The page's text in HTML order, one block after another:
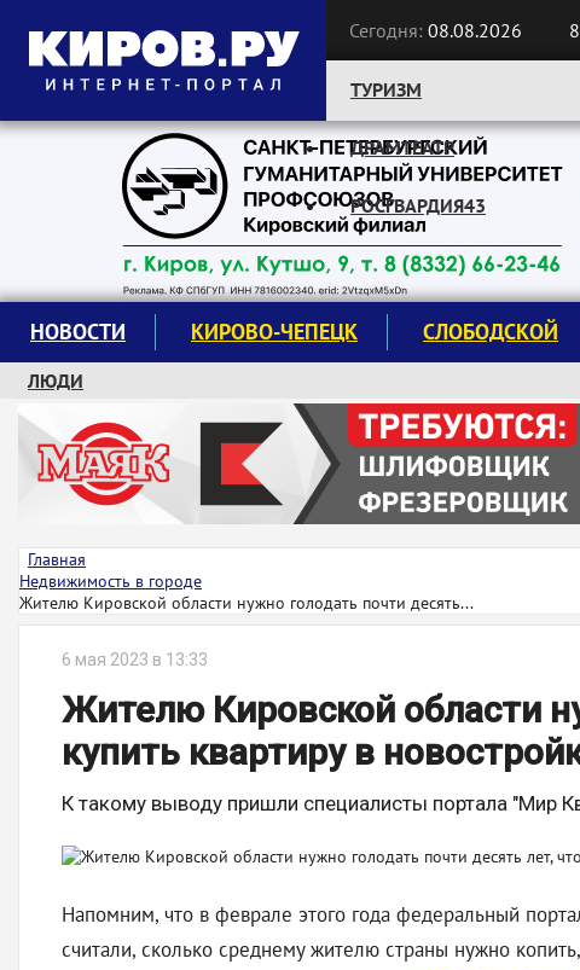
Сегодня: 08.08.2026
Следите за новостями:
ТУРИЗМ
ДРАМТЕАТР
РОСГВАРДИЯ43
НОВОСТИ КИРОВО-ЧЕПЕЦК СЛОБОДСКОЙ
ЛЮДИ
КРУЖКИ И СЕКЦИИ
ЗАВОДУ "МАЯК" 85 ЛЕТ
ЭКОЛОГИЯ
Главная
Недвижимость в городе
Жителю Кировской области нужно голодать почти десять...
6 мая 2023 в 13:33
Жителю Кировской области
купить квартиру в
К такому выводу пришли специалисты портала "Мир
Напомним, что в феврале этого года федеральный
считали, сколько среднему жителю страны нужно